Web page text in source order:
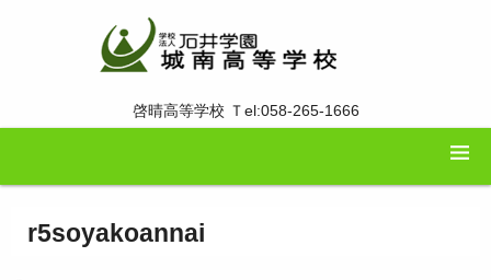
啓晴高等学校 Ｔel:058-265-1666
r5soyakoannai